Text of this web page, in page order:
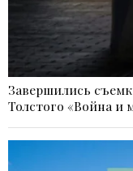
Завершились
Толстого «Война и